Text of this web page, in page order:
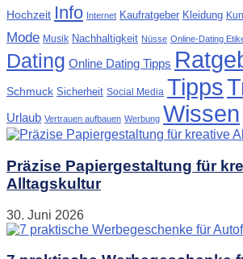
Hochzeit Info Internet Kaufratgeber Kleidung
Mode Musik Nachhaltigkeit Nüsse Online-Dating
Dating Online Dating Tipps
Schmuck Sicherheit Social Media Tipps
Urlaub Vertrauen aufbauen Werbung Wissen
Präzise Papiergestaltung für
Alltagskultur
30. Juni 2026